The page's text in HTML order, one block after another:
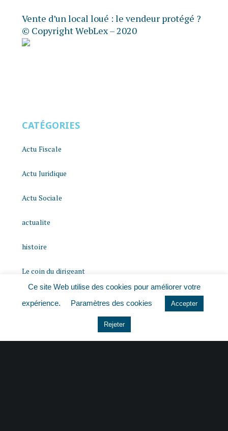
Vente d’un local loué : le vendeur protégé ?
© Copyright WebLex – 2020
CATÉGORIES
Actu Fiscale
Actu Juridique
Actu Sociale
actualite
histoire
Le coin du dirigeant
Ce site Web utilise des cookies pour améliorer votre
expérience.
Paramètres des cookies Accepter
Rejeter